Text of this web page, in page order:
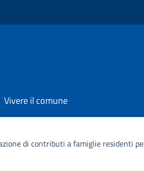
Vivere il comune
di contributi a famiglie residenti